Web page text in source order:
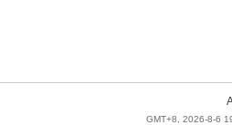
GMT+8, 2026-8-6